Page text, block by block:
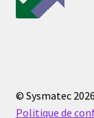
Contrôle
Débit
© Sysmatec 2026
Politique de